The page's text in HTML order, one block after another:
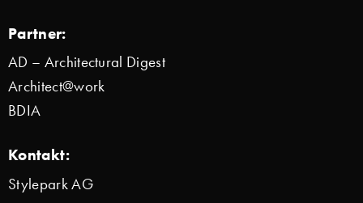
Partner:
AD – Architectural Digest
Architect@work
BDIA
Kontakt:
Stylepark AG